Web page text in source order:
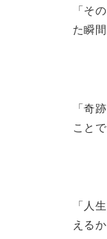
「そ
た瞬
「奇
こと
「人
える